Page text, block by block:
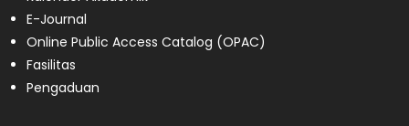
E-Journal
Online Public Access Catalog (OPAC)
Fasilitas
Pengaduan